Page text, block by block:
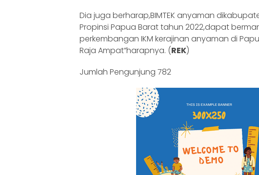
Dia juga berharap,BIMTEK anyaman
Propinsi Papua Barat tahun 2022,dapat
perkembangan IKM kerajinan anyaman di
Raja Ampat”harapnya. (REK)
Jumlah Pengunjung 782